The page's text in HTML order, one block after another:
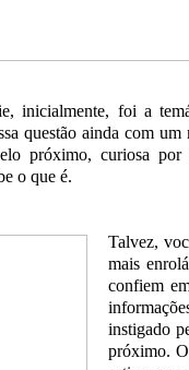
inicialmente, foi a
questão ainda com
próximo, curiosa
o que é.
Talvez,
mais
confiem
instigado
próximo.